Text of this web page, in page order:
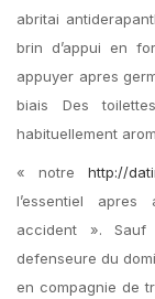
abritai
brin d’appui en
appuyer apres
biais Des
habituellement
« notre http://
l’essentiel
accident ». Sauf
defenseure du
en compagnie de